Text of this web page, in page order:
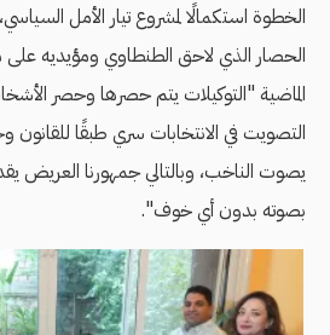
الخطوة استكمالًا لمشروع تيار الأمل
الحصار الذي لاحق الطنطاوي ومؤيديه على
الماضية "التوكيلات يتم حصرها وحصر
التصويت في الانتخابات سري طبقًا للقانون
يصوت الناخب، وبالتالي جمهورنا العريض
بصوته بدون أي خوف".